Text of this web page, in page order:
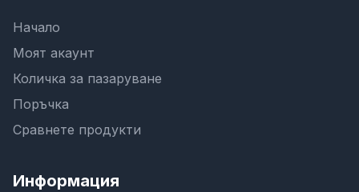
Начало
Моят акаунт
Количка за пазаруване
Поръчка
Сравнете продукти
Информация